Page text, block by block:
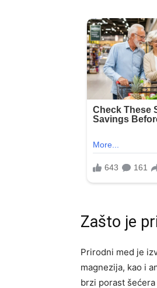
Zašto je
Prirodni med je
magnezija, kao i
brzi porast